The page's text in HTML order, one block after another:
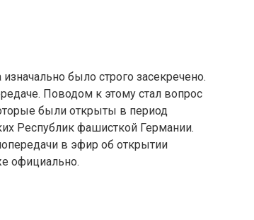
было строго засекречено.
Поводом к этому стал вопрос
были открыты в период
Республик фашисткой Германии.
в эфир об открытии
официально.